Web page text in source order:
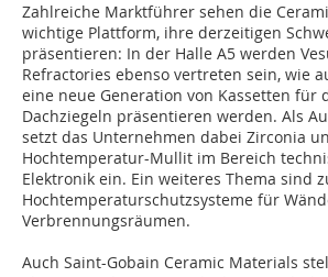
Zahlreiche Marktführer sehen die
wichtige Plattform, ihre derzeitigen
präsentieren: In der Halle A5 werden
Refractories ebenso vertreten sein, wie
eine neue Generation von Kassetten für
Dachziegeln präsentieren werden. Als
setzt das Unternehmen dabei Zirconia
Hochtemperatur-Mullit im Bereich
Elektronik ein. Ein weiteres Thema sind
Hochtemperaturschutzsysteme für
Verbrennungsräumen.
Auch Saint-Gobain Ceramic Materials